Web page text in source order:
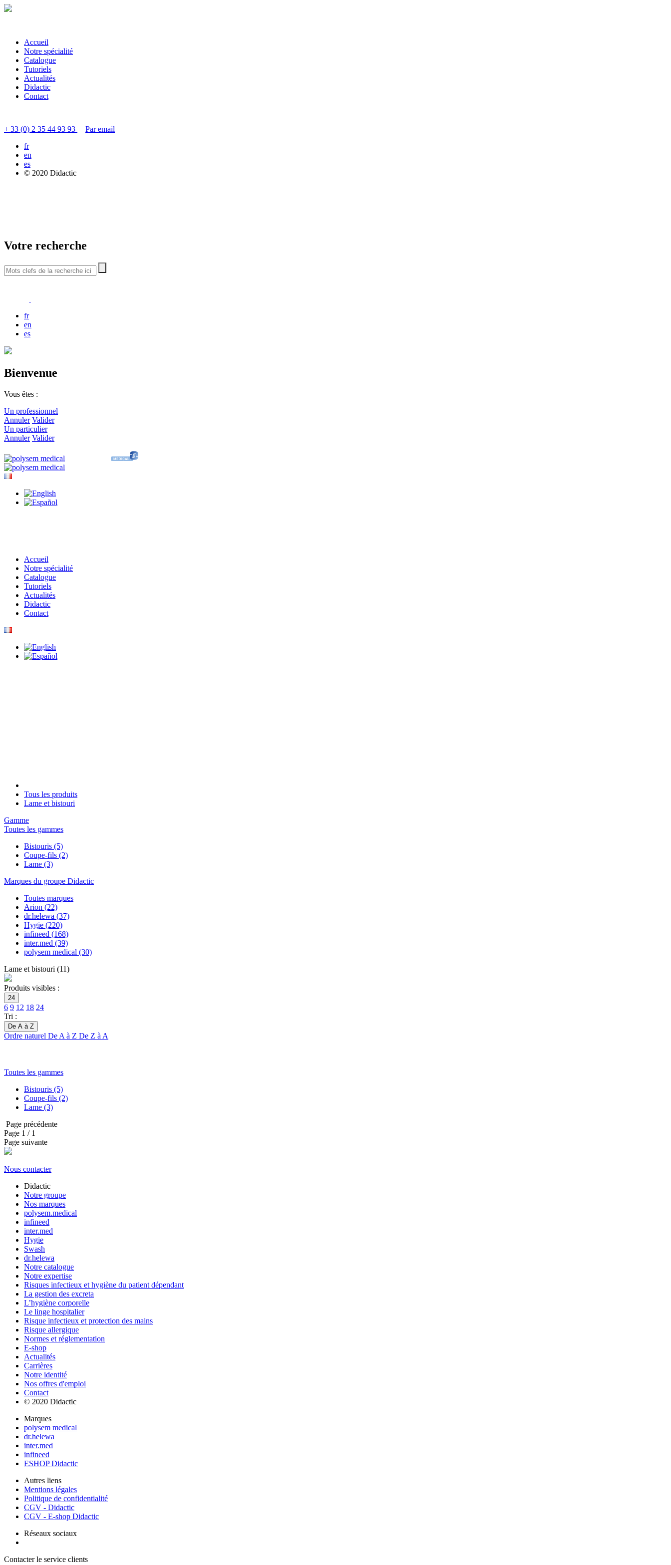
Accueil
Notre spécialité
Catalogue
Tutoriels
Actualités
Didactic
Contact
+ 33 (0) 2 35 44 93 93
Par email
fr
en
es
© 2020 Didactic
Votre recherche
fr
en
es
Bienvenue
Vous êtes :
Un professionnel
Annuler Valider
Un particulier
Annuler Valider
Accueil
Notre spécialité
Catalogue
Tutoriels
Actualités
Didactic
Contact
Tous les produits
Lame et bistouri
Gamme
Toutes les gammes
Bistouris (5)
Coupe-fils (2)
Lame (3)
Marques du groupe Didactic
Toutes marques
Arion (22)
dr.helewa (37)
Hygie (220)
infineed (168)
inter.med (39)
polysem medical (30)
Lame et bistouri (11)
Produits visibles :
24
6 9 12 18 24
Tri :
De A à Z
Ordre naturel De A à Z De Z à A
Toutes les gammes
Bistouris (5)
Coupe-fils (2)
Lame (3)
Page précédente
Page 1 / 1
Page suivante
Nous contacter
Didactic
Notre groupe
Nos marques
polysem.medical
infineed
inter.med
Hygie
Swash
dr.helewa
Notre catalogue
Notre expertise
Risques infectieux et hygiène du patient dépendant
La gestion des excreta
L’hygiène corporelle
Le linge hospitalier
Risque infectieux et protection des mains
Risque allergique
Normes et réglementation
E-shop
Actualités
Carrières
Notre identité
Nos offres d'emploi
Contact
© 2020 Didactic
Marques
polysem medical
dr.helewa
inter.med
infineed
ESHOP Didactic
Autres liens
Mentions légales
Politique de confidentialité
CGV - Didactic
CGV - E-shop Didactic
Réseaux sociaux
Contacter le service clients